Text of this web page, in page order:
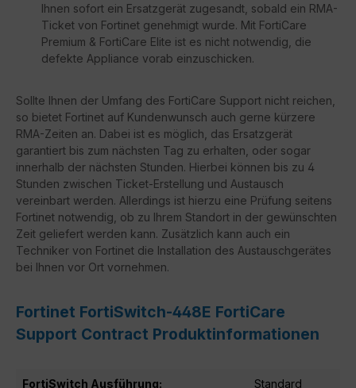
Ihnen sofort ein Ersatzgerät zugesandt, sobald ein RMA-
Ticket von Fortinet genehmigt wurde. Mit FortiCare
Premium & FortiCare Elite ist es nicht notwendig, die
defekte Appliance vorab einzuschicken.
Sollte Ihnen der Umfang des FortiCare Support nicht reichen,
so bietet Fortinet auf Kundenwunsch auch gerne kürzere
RMA-Zeiten an. Dabei ist es möglich, das Ersatzgerät
garantiert bis zum nächsten Tag zu erhalten, oder sogar
innerhalb der nächsten Stunden. Hierbei können bis zu 4
Stunden zwischen Ticket-Erstellung und Austausch
vereinbart werden. Allerdings ist hierzu eine Prüfung seitens
Fortinet notwendig, ob zu Ihrem Standort in der gewünschten
Zeit geliefert werden kann. Zusätzlich kann auch ein
Techniker von Fortinet die Installation des Austauschgerätes
bei Ihnen vor Ort vornehmen.
Fortinet FortiSwitch-448E FortiCare
Support Contract Produktinformationen
FortiSwitch Ausführung: Standard